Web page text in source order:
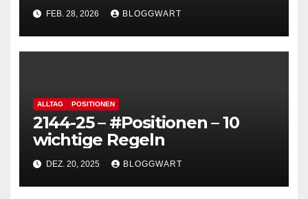
kannst so hässlich sein,
schmutzig und grau – Die
Hitlerei
FEB. 28, 2026 BLOGGWART
ALLTAG POSITIONEN
2144-25 – #Positionen – 10
wichtige Regeln
DEZ. 20, 2025 BLOGGWART